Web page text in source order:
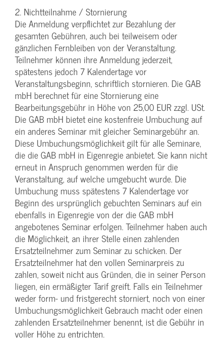
2. Nichtteilnahme / Stornierung
Die Anmeldung verpflichtet zur Bezahlung der
gesamten Gebühren, auch bei teilweisem oder
gänzlichen Fernbleiben von der Veranstaltung.
Teilnehmer können ihre Anmeldung jederzeit,
spätestens jedoch 7 Kalendertage vor
Veranstaltungsbeginn, schriftlich stornieren. Die GAB
mbH berechnet für eine Stornierung eine
Bearbeitungsgebühr in Höhe von 25,00 EUR zzgl. USt.
Die GAB mbH bietet eine kostenfreie Umbuchung auf
ein anderes Seminar mit gleicher Seminargebühr an.
Diese Umbuchungsmöglichkeit gilt für alle Seminare,
die die GAB mbH in Eigenregie anbietet. Sie kann nicht
erneut in Anspruch genommen werden für die
Veranstaltung, auf welche umgebucht wurde. Die
Umbuchung muss spätestens 7 Kalendertage vor
Beginn des ursprünglich gebuchten Seminars auf ein
ebenfalls in Eigenregie von der die GAB mbH
angebotenes Seminar erfolgen. Teilnehmer haben auch
die Möglichkeit, an ihrer Stelle einen zahlenden
Ersatzteilnehmer zum Seminar zu schicken. Der
Ersatzteilnehmer hat den vollen Seminarpreis zu
zahlen, soweit nicht aus Gründen, die in seiner Person
liegen, ein ermäßigter Tarif greift. Falls ein Teilnehmer
weder form- und fristgerecht storniert, noch von einer
Umbuchungsmöglichkeit Gebrauch macht oder einen
zahlenden Ersatzteilnehmer benennt, ist die Gebühr in
voller Höhe zu entrichten.